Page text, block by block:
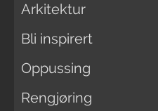
Arkitektur
Bli inspirert
Oppussing
Rengjøring